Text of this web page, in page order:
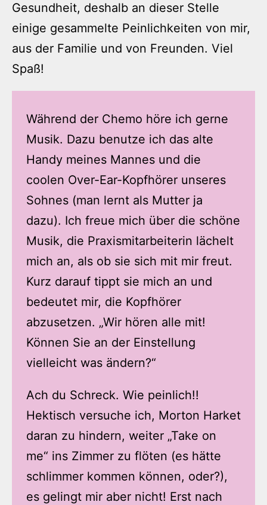
Gesundheit, deshalb an dieser Stelle
einige gesammelte Peinlichkeiten von mir,
aus der Familie und von Freunden. Viel
Spaß!
Während der Chemo höre ich gerne
Musik. Dazu benutze ich das alte
Handy meines Mannes und die
coolen Over-Ear-Kopfhörer unseres
Sohnes (man lernt als Mutter ja
dazu). Ich freue mich über die schöne
Musik, die Praxismitarbeiterin lächelt
mich an, als ob sie sich mit mir freut.
Kurz darauf tippt sie mich an und
bedeutet mir, die Kopfhörer
abzusetzen. „Wir hören alle mit!
Können Sie an der Einstellung
vielleicht was ändern?“
Ach du Schreck. Wie peinlich!!
Hektisch versuche ich, Morton Harket
daran zu hindern, weiter „Take on
me“ ins Zimmer zu flöten (es hätte
schlimmer kommen können, oder?),
es gelingt mir aber nicht! Erst nach